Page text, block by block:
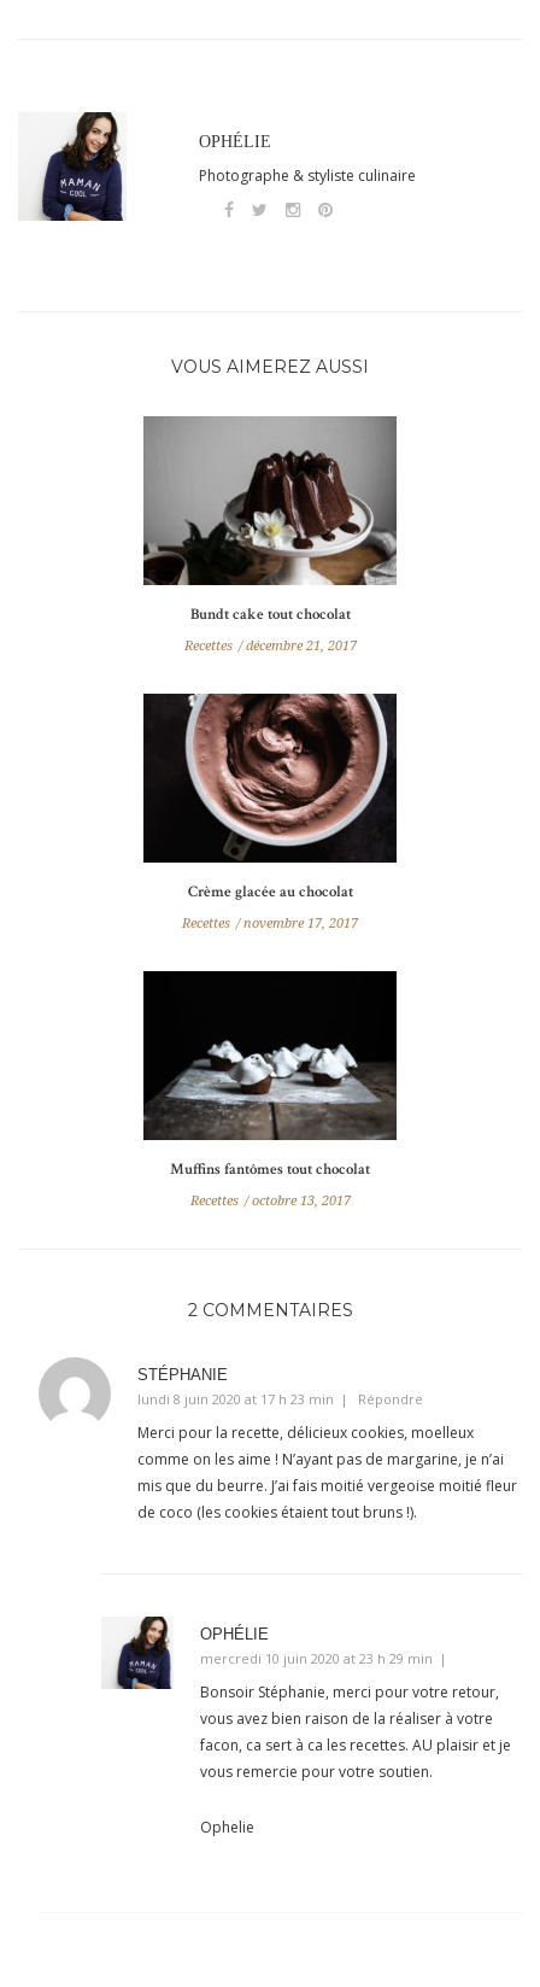
OPHÉLIE
Photographe & styliste culinaire
VOUS AIMEREZ AUSSI
Bundt cake tout chocolat
Recettes décembre 21, 2017
Crème glacée au chocolat
Recettes novembre 17, 2017
Muffins fantômes tout chocolat
Recettes octobre 13, 2017
2 COMMENTAIRES
STÉPHANIE
lundi 8 juin 2020 at 17 h 23 min
Répondre
Merci pour la recette, délicieux cookies, moelleux
comme on les aime ! N’ayant pas de margarine, je n’ai
mis que du beurre. J’ai fais moitié vergeoise moitié fleur
de coco (les cookies étaient tout bruns !).
OPHÉLIE
mercredi 10 juin 2020 at 23 h 29 min
Bonsoir Stéphanie, merci pour votre retour,
vous avez bien raison de la réaliser à votre
facon, ca sert à ca les recettes. AU plaisir et je
vous remercie pour votre soutien.
Ophelie